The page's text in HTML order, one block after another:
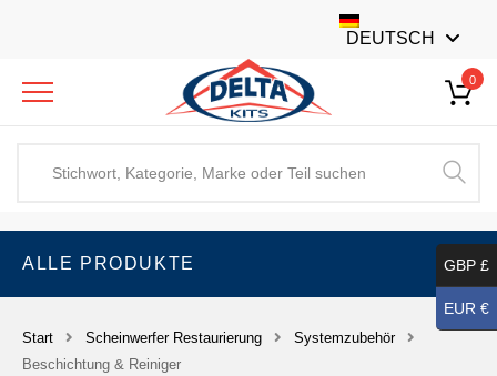
DEUTSCH
0
ALLE PRODUKTE
Start Scheinwerfer Restaurierung
Systemzubehör
Beschichtung & Reiniger
GBP £
EUR €